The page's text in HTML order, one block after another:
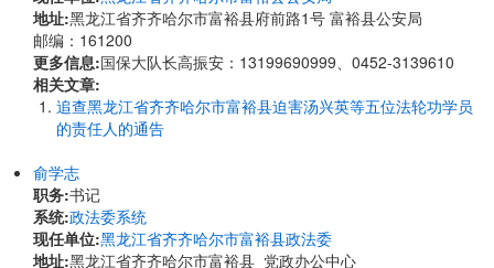
地址:黑龙江省齐齐哈尔市富裕县府前路1号 富裕县公安局
邮编：161200
更多信息:国保大队长高振安：13199690999、0452-3139610
相关文章:
追查黑龙江省齐齐哈尔市富裕县迫害汤兴英等五位法轮功学员
的责任人的通告
俞学志
职务:书记
系统:政法委系统
现任单位:黑龙江省齐齐哈尔市富裕县政法委
地址:黑龙江省齐齐哈尔市富裕县 党政办公中心